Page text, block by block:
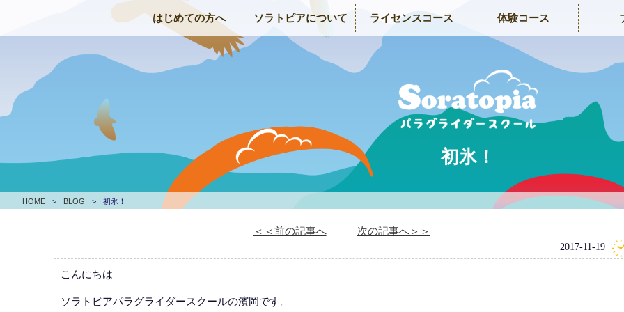
はじめての方へ ソラトピアについて ライセンスコース 体験コース
HOME > BLOG > 初氷！
初氷！
＜＜前の記事へ 次の記事へ＞＞
2017-11-19
こんにちは
ソラトピアパラグライダースクールの濱岡です。